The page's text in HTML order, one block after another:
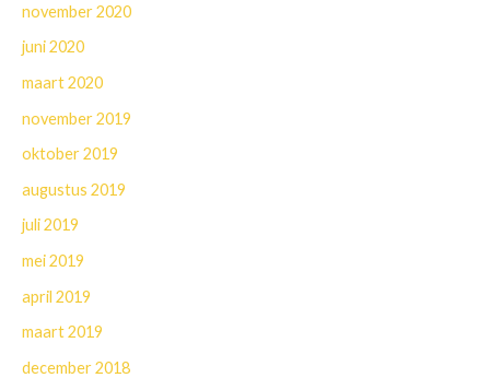
november 2020
juni 2020
maart 2020
november 2019
oktober 2019
augustus 2019
juli 2019
mei 2019
april 2019
maart 2019
december 2018